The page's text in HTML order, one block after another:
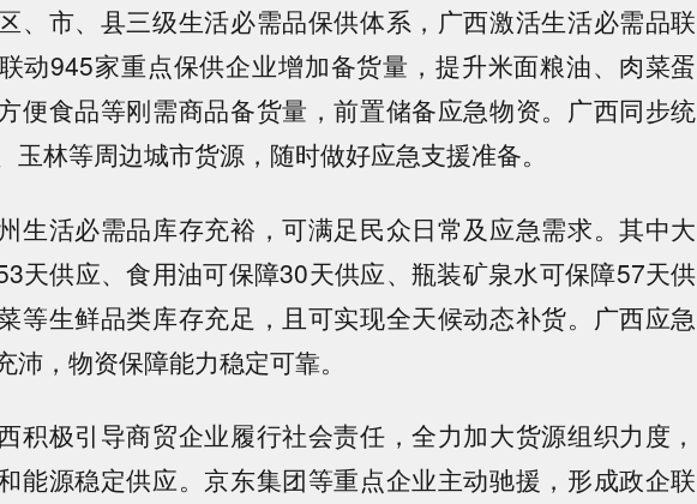
市、县三级生活必需品保供体系，广西激活生活必需品联
动945家重点保供企业增加备货量，提升米面粮油、肉菜蛋
便食品等刚需商品备货量，前置储备应急物资。广西同步统
玉林等周边城市货源，随时做好应急支援准备。
活必需品库存充裕，可满足民众日常及应急需求。其中大
天供应、食用油可保障30天供应、瓶装矿泉水可保障57天供
等生鲜品类库存充足，且可实现全天候动态补货。广西应急
沛，物资保障能力稳定可靠。
极引导商贸企业履行社会责任，全力加大货源组织力度，
能源稳定供应。京东集团等重点企业主动驰援，形成政企联